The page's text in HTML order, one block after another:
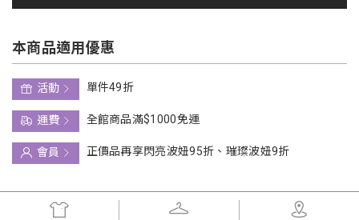
本商品適用優惠
活動
單件49折
運費
全館商品滿$1000免運
會員
正價品再享閃亮波妞95折、璀璨波妞9折